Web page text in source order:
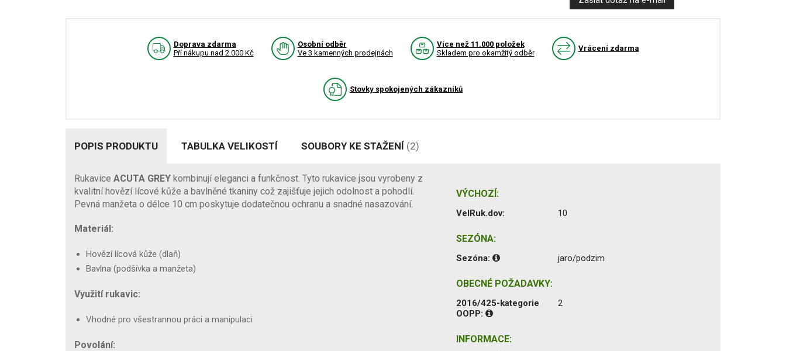
Doprava zdarma
Pří nákupu nad 2.000 Kč
Osobní odběr
Ve 3 kamenných prodejnách
Více než 11.000 položek
Skladem pro okamžitý odběr
Vrácení zdarma
Stovky spokojených zákazníků
POPIS PRODUKTU TABULKA VELIKOSTÍ SOUBORY KE STAŽENÍ (2)
Rukavice ACUTA GREY kombinují eleganci a funkčnost. Tyto rukavice jsou vyrobeny z
kvalitní hovězí lícové kůže a bavlněné tkaniny což zajišťuje jejich odolnost a pohodlí.
Pevná manžeta o délce 10 cm poskytuje dodatečnou ochranu a snadné nasazování.
Materiál:
Hovězí lícová kůže (dlaň)
Bavlna (podšívka a manžeta)
Využití rukavic:
Vhodné pro všestrannou práci a manipulaci
Povolání:
VÝCHOZÍ:
VelRuk.dov: 10
SEZÓNA:
Sezóna: jaro/podzim
OBECNÉ POŽADAVKY:
2016/425-kategorie
OOPP:
2
INFORMACE: